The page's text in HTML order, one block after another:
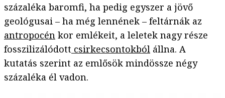
százaléka baromfi, ha pedig egyszer a jövő
geológusai – ha még lennének – feltárnák az
antropocén kor emlékeit, a leletek nagy része
fosszilizálódott csirkecsontokból állna. A
kutatás szerint az emlősök mindössze négy
százaléka él vadon.